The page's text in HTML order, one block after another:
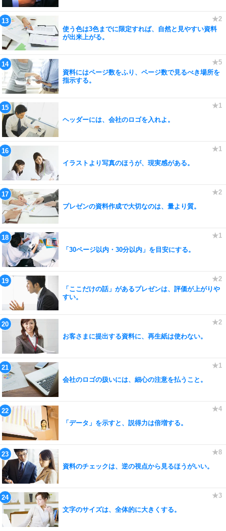
使う色は3色までに限定すれば、自然と見やすい資料
が出来上がる。
資料にはページ数をふり、ページ数で見るべき場所を
指示する。
ヘッダーには、会社のロゴを入れよ。
イラストより写真のほうが、現実感がある。
プレゼンの資料作成で大切なのは、量より質。
「30ページ以内・30分以内」を目安にする。
「ここだけの話」があるプレゼンは、評価が上がりや
すい。
お客さまに提出する資料に、再生紙は使わない。
会社のロゴの扱いには、細心の注意を払うこと。
「データ」を示すと、説得力は倍増する。
資料のチェックは、逆の視点から見るほうがいい。
文字のサイズは、全体的に大きくする。